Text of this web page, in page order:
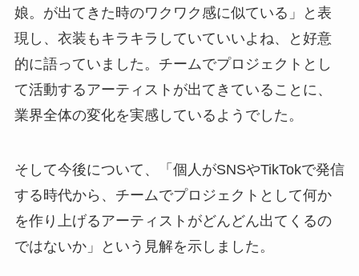
娘。が出てきた時のワクワク感に似ている」と表
現し、衣装もキラキラしていていいよね、と好意
的に語っていました。チームでプロジェクトとし
て活動するアーティストが出てきていることに、
業界全体の変化を実感しているようでした。
そして今後について、「個人がSNSやTikTokで発信
する時代から、チームでプロジェクトとして何か
を作り上げるアーティストがどんどん出てくるの
ではないか」という見解を示しました。